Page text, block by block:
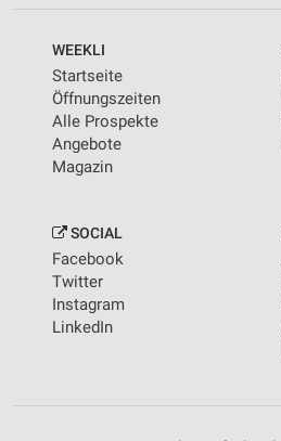
WEEKLI
Startseite
Öffnungszeiten
Alle Prospekte
Angebote
Magazin
SOCIAL
Facebook
Twitter
Instagram
LinkedIn